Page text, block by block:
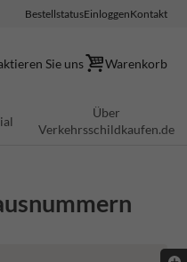
BestellstatusEinloggenKontakt
Sie uns Warenkorb
Über
Verkehrsschildkaufen.de